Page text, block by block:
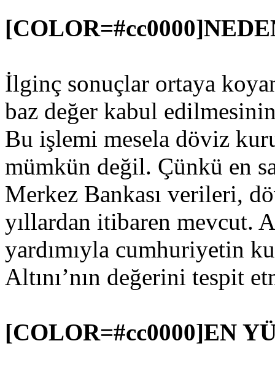
İlginç sonuçlar ortaya
baz değer kabul
Bu işlemi mesela döviz
mümkün değil. Çünkü en
Merkez Bankası verileri,
yıllardan itibaren mevcut.
yardımıyla cumhuriyetin
Altını’nın değerini tespit
[COLOR=#cc0000]EN